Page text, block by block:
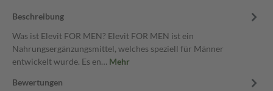
Beschreibung
Was ist Elevit FOR MEN? Elevit FOR MEN ist ein
Nahrungsergänzungsmittel, welches speziell für Männer
entwickelt wurde. Es en… Mehr
Bewertungen